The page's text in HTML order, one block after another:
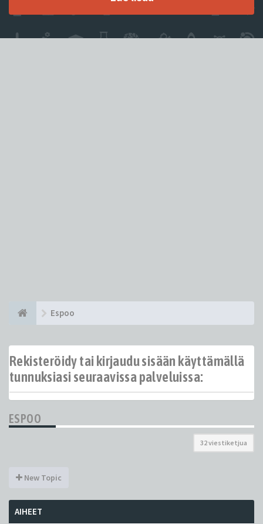
Espoo
Rekisteröidy tai kirjaudu sisään käyttämällä
tunnuksiasi seuraavissa palveluissa:
ESPOO
32 viestiketjua
New Topic
AIHEET